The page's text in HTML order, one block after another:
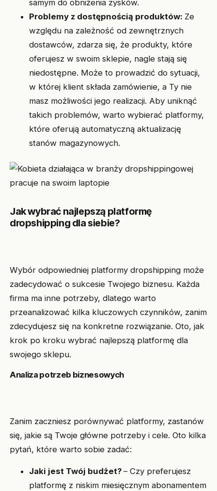
samym do obniżenia zysków.
Problemy z dostępnością produktów: Ze
względu na zależność od zewnętrznych
dostawców, zdarza się, że produkty, które
oferujesz w swoim sklepie, nagle stają się
niedostępne. Może to prowadzić do sytuacji,
w której klient składa zamówienie, a Ty nie
masz możliwości jego realizacji. Aby uniknąć
takich problemów, warto wybierać platformy,
które oferują automatyczną aktualizację
stanów magazynowych.
Jak wybrać najlepszą platformę
dropshipping dla siebie?
Wybór odpowiedniej platformy dropshipping może
zadecydować o sukcesie Twojego biznesu. Każda
firma ma inne potrzeby, dlatego warto
przeanalizować kilka kluczowych czynników, zanim
zdecydujesz się na konkretne rozwiązanie. Oto, jak
krok po kroku wybrać najlepszą platformę dla
swojego sklepu.
Analiza potrzeb biznesowych
Zanim zaczniesz porównywać platformy, zastanów
się, jakie są Twoje główne potrzeby i cele. Oto kilka
pytań, które warto sobie zadać:
Jaki jest Twój budżet? – Czy preferujesz
platformę z niskim miesięcznym abonamentem